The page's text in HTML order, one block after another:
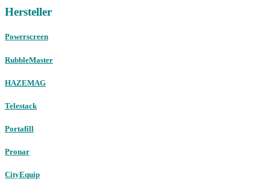
Hersteller
Powerscreen
RubbleMaster
HAZEMAG
Telestack
Portafill
Pronar
CityEquip